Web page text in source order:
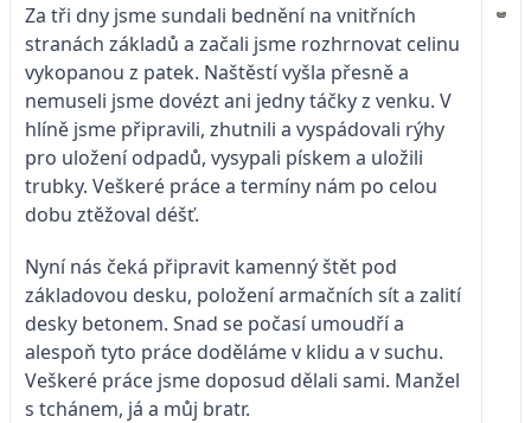
Za tři dny jsme sundali bednění na vnitřních
stranách základů a začali jsme rozhrnovat celinu
vykopanou z patek. Naštěstí vyšla přesně a
nemuseli jsme dovézt ani jedny táčky z venku. V
hlíně jsme připravili, zhutnili a vyspádovali rýhy
pro uložení odpadů, vysypali pískem a uložili
trubky. Veškeré práce a termíny nám po celou
dobu ztěžoval déšť.
Nyní nás čeká připravit kamenný štět pod
základovou desku, položení armačních sít a zalití
desky betonem. Snad se počasí umoudří a
alespoň tyto práce doděláme v klidu a v suchu.
Veškeré práce jsme doposud dělali sami. Manžel
s tchánem, já a můj bratr.